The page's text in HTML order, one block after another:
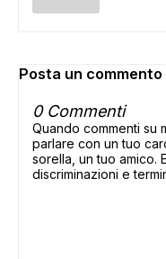
Posta un commento
0 Commenti
Quando commenti su
parlare con un tuo
sorella, un tuo amico.
discriminazioni e